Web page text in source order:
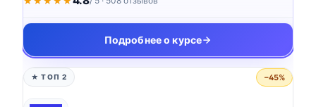
Подробнее о курсе
★ ТОП 2 −45%